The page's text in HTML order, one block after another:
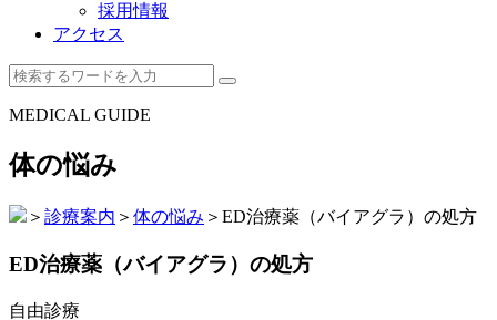
採用情報
アクセス
MEDICAL GUIDE
体の悩み
＞ 診療案内 ＞ 体の悩み ＞ ED治療薬（バイアグラ）の処方
ED治療薬（バイアグラ）の処方
自由診療